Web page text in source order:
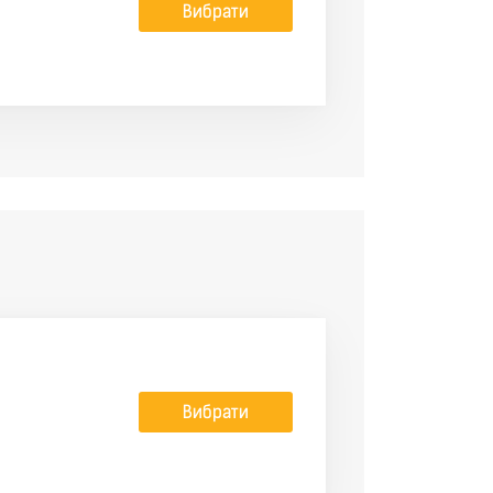
Вибрати
Вибрати